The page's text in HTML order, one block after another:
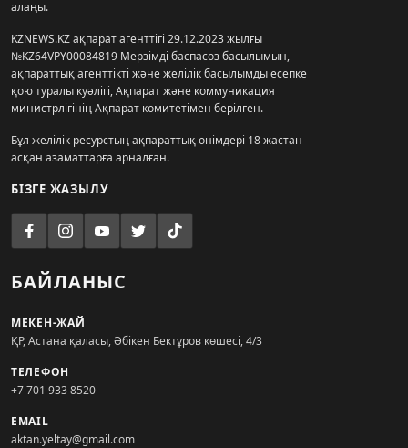
алаңы.
KZNEWS.KZ ақпарат агенттігі 29.12.2023 жылғы
№KZ64VPY00084819 Мерзімді баспасөз басылымын,
ақпараттық агенттікті және желілік басылымды есепке
қою туралы куәлігі, Ақпарат және коммуникация
министрлігінің Ақпарат комитетімен берілген.
Бұл желілік ресурстың ақпараттық өнімдері 18 жастан
асқан азаматтарға арналған.
БІЗГЕ ЖАЗЫЛУ
БАЙЛАНЫС
МЕКЕН-ЖАЙ
ҚР, Астана қаласы, Әбікен Бектұров көшесі, 4/3
ТЕЛЕФОН
+7 701 933 8520
EMAIL
aktan.yeltay@gmail.com